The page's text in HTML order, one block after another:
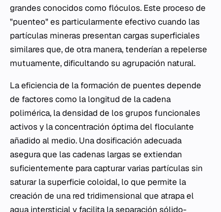
grandes conocidos como flóculos. Este proceso de
"puenteo" es particularmente efectivo cuando las
partículas mineras presentan cargas superficiales
similares que, de otra manera, tenderían a repelerse
mutuamente, dificultando su agrupación natural.
La eficiencia de la formación de puentes depende
de factores como la longitud de la cadena
polimérica, la densidad de los grupos funcionales
activos y la concentración óptima del floculante
añadido al medio. Una dosificación adecuada
asegura que las cadenas largas se extiendan
suficientemente para capturar varias partículas sin
saturar la superficie coloidal, lo que permite la
creación de una red tridimensional que atrapa el
agua intersticial y facilita la separación sólido-